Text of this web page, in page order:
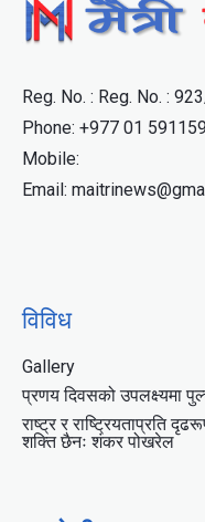
Reg. No. : Reg. No. :
Phone: +977 01
Mobile:
Email:
विविध
Gallery
प्रणय दिवसको उपलक्ष्यमा
राष्ट्र र राष्ट्रियताप्रति
शक्ति छैनः शंकर पोखरेल